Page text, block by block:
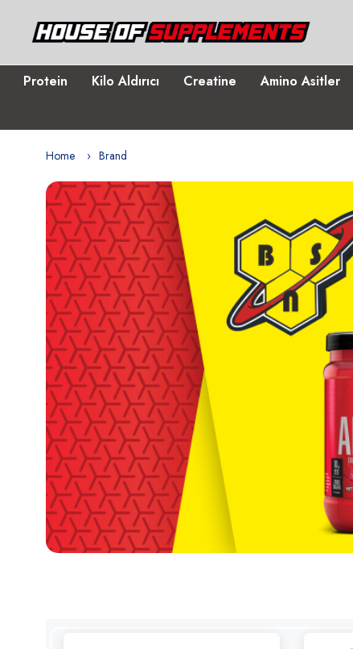
Protein Kilo Aldırıcı Creatine Amino Asitler
Home Brand